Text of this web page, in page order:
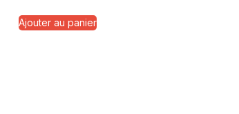
Ajouter au panier